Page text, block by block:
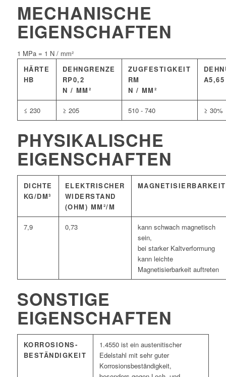
MECHANISCHE
EIGENSCHAFTEN
1 MPa = 1 N / mm²
HÄRTE
HB
DEHNGRENZE
RP0,2
N / MM²
ZUGFESTIGKEIT
RM
N / MM²
A5,65
≤ 230 ≥ 205 510 - 740 ≥ 30%
PHYSIKALISCHE
EIGENSCHAFTEN
DICHTE
KG/DM³
ELEKTRISCHER
WIDERSTAND
(OHM) MM²/M
MAGNETISIERBARKEIT
7,9 0,73
kann schwach magnetisch
sein,
bei starker Kaltverformung
kann leichte
Magnetisierbarkeit auftreten
SONSTIGE
EIGENSCHAFTEN
KORROSIONS­
BESTÄNDIGKEIT
1.4550 ist ein austenitischer
Edelstahl mit sehr guter
Korrosionsbeständigkeit,